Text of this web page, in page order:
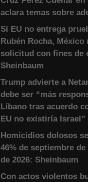
aclara temas sobre
Si EU no entrega
Rubén Rocha, México
solicitud con fines de
Sheinbaum
Trump advierte a
debe ser “más
Líbano tras acuerdo
EU no existiría Israel”
Homicidios dolosos
46% de septiembre de
de 2026: Sheinbaum
Con actos violentos